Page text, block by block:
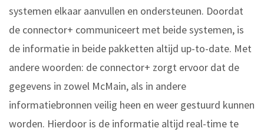
systemen elkaar aanvullen en ondersteunen. Doordat
de connector+ communiceert met beide systemen, is
de informatie in beide pakketten altijd up-to-date. Met
andere woorden: de connector+ zorgt ervoor dat de
gegevens in zowel McMain, als in andere
informatiebronnen veilig heen en weer gestuurd kunnen
worden. Hierdoor is de informatie altijd real-time te